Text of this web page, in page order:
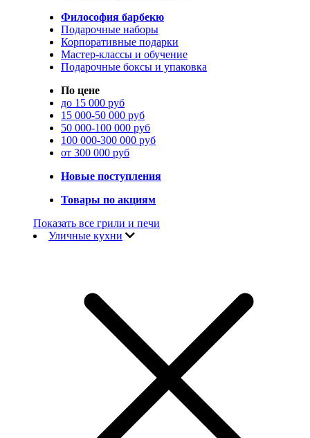
Философия барбекю
Подарочные наборы
Корпоративные подарки
Мастер-классы и обучение
Подарочные боксы и упаковка
По цене
до 15 000 руб
15 000-50 000 руб
50 000-100 000 руб
100 000-300 000 руб
от 300 000 руб
Новые поступления
Товары по акциям
Показать все грили и печи
Уличные кухни